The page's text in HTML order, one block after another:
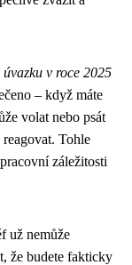
v roce 2025
– když máte
volat nebo psát
Tohle
záležitosti
už nemůže
že budete fakticky